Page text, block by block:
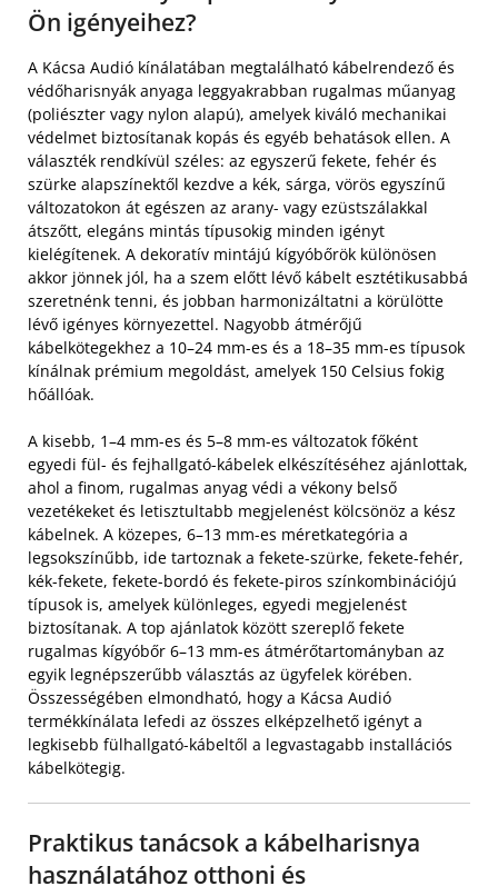
Ön igényeihez?
A Kácsa Audió kínálatában megtalálható kábelrendező és
védőharisnyák anyaga leggyakrabban rugalmas műanyag
(poliészter vagy nylon alapú), amelyek kiváló mechanikai
védelmet biztosítanak kopás és egyéb behatások ellen. A
választék rendkívül széles: az egyszerű fekete, fehér és
szürke alapszínektől kezdve a kék, sárga, vörös egyszínű
változatokon át egészen az arany- vagy ezüstszálakkal
átszőtt, elegáns mintás típusokig minden igényt
kielégítenek. A dekoratív mintájú kígyóbőrök különösen
akkor jönnek jól, ha a szem előtt lévő kábelt esztétikusabbá
szeretnénk tenni, és jobban harmonizáltatni a körülötte
lévő igényes környezettel. Nagyobb átmérőjű
kábelkötegekhez a 10–24 mm-es és a 18–35 mm-es típusok
kínálnak prémium megoldást, amelyek 150 Celsius fokig
hőállóak.
A kisebb, 1–4 mm-es és 5–8 mm-es változatok főként
egyedi fül- és fejhallgató-kábelek elkészítéséhez ajánlottak,
ahol a finom, rugalmas anyag védi a vékony belső
vezetékeket és letisztultabb megjelenést kölcsönöz a kész
kábelnek. A közepes, 6–13 mm-es méretkategória a
legsokszínűbb, ide tartoznak a fekete-szürke, fekete-fehér,
kék-fekete, fekete-bordó és fekete-piros színkombinációjú
típusok is, amelyek különleges, egyedi megjelenést
biztosítanak. A top ajánlatok között szereplő fekete
rugalmas kígyóbőr 6–13 mm-es átmérőtartományban az
egyik legnépszerűbb választás az ügyfelek körében.
Összességében elmondható, hogy a Kácsa Audió
termékkínálata lefedi az összes elképzelhető igényt a
legkisebb fülhallgató-kábeltől a legvastagabb installációs
kábelkötegig.
Praktikus tanácsok a kábelharisnya
használatához otthoni és